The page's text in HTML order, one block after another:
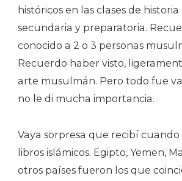
históricos en las clases de historia
secundaria y preparatoria.
conocido a 2 o 3 personas
Recuerdo haber visto,
arte musulmán. Pero todo fue
no le di mucha importancia.
Vaya sorpresa que recibí
libros islámicos. Egipto, Yemen,
otros países fueron los que